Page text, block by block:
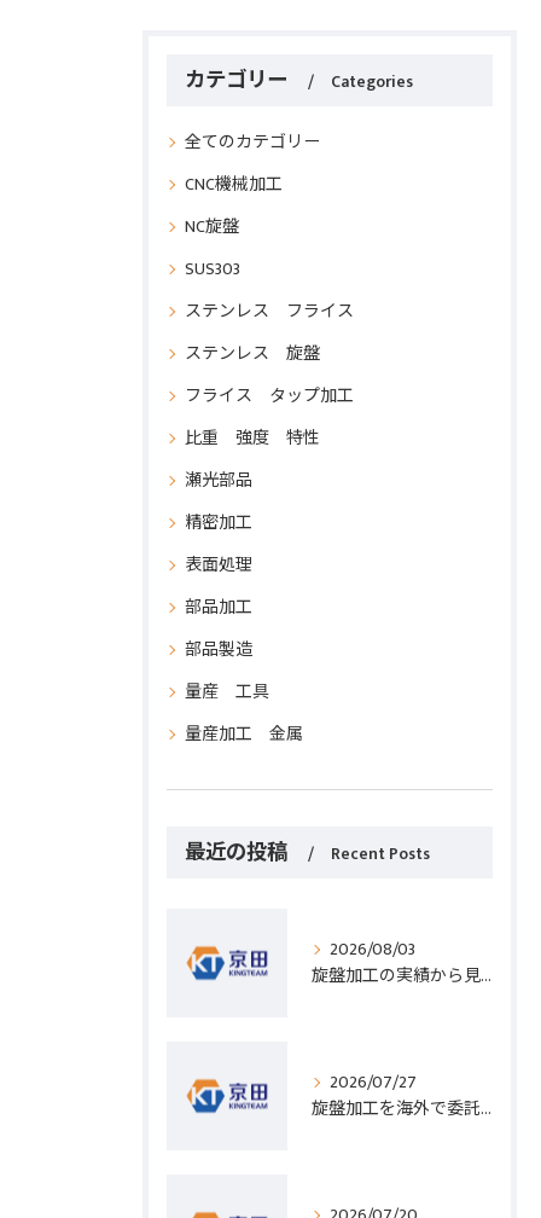
カテゴリー Categories
全てのカテゴリー
CNC機械加工
NC旋盤
SUS303
ステンレス フライス
ステンレス 旋盤
フライス タップ加工
比重 強度 特性
瀬光部品
精密加工
表面処理
部品加工
部品製造
量産 工具
量産加工 金属
最近の投稿 Recent Posts
2026/08/03
旋盤加工の実績から見る発注先選びと人材事情のポイントを詳しく解説
2026/07/27
旋盤加工を海外で委託する際のコスト削減と高精度実現のポイント